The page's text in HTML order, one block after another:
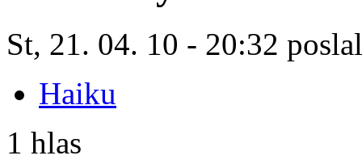
St, 21. 04. 10 - 20:32
Haiku
1 hlas